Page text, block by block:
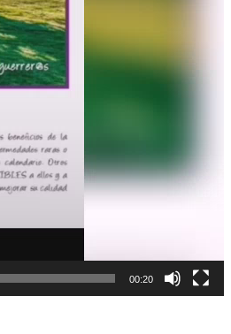
00:20